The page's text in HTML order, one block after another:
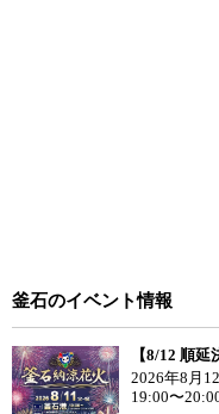
釜石のイベント情報
【8/12 順
2026年8月
19:00〜